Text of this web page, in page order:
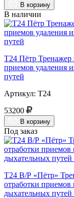
В корзину
В наличии
Т24 Пётр Тренажер
приемов удаления
путей
Артикул: Т24
53200
В корзину
Под заказ
Т24 В/Р «Пётр»
отработки приемов
дыхательных